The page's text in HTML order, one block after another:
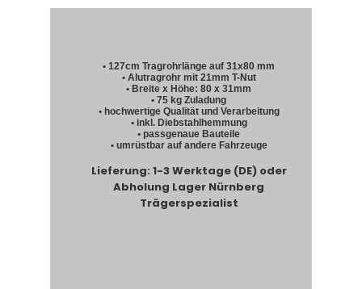
• 127cm Tragrohrlänge auf 31x80 mm
• Alutragrohr mit 21mm T-Nut
• Breite x Höhe: 80 x 31mm
• 75 kg Zuladung
• hochwertige Qualität und Verarbeitung
• inkl. Diebstahlhemmung
• passgenaue Bauteile
• umrüstbar auf andere Fahrzeuge
Lieferung: 1-3 Werktage (DE) oder
Abholung Lager Nürnberg
Trägerspezialist